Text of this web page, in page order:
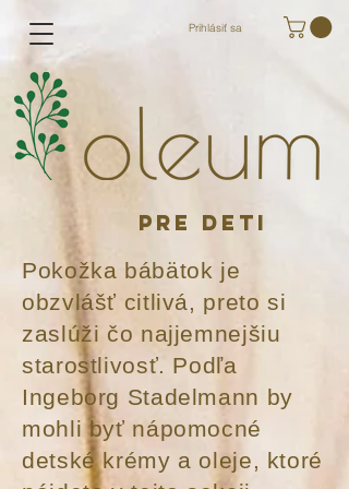
Prihlásiť sa
PRE DETI
Pokožka bábätok je
obzvlášť citlivá, preto si
zaslúži čo najjemnejšiu
starostlivosť. Podľa
Ingeborg Stadelmann by
mohli byť nápomocné
detské krémy a oleje, ktoré